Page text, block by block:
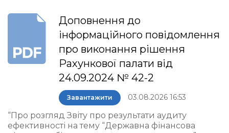
Доповнення до
інформаційного повідомлення
про виконання рішення
Рахункової палати від
24.09.2024 № 42-2
Завантажити 03.08.2026 16:53
“Про розгляд Звіту про результати аудиту
ефективності на тему “Державна фінансова